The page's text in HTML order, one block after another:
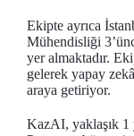
Ekipte ayrıca
Mühendisliği
yer almaktadır.
gelerek yapay
araya getiriyor.
KazAI, yaklaşık 1